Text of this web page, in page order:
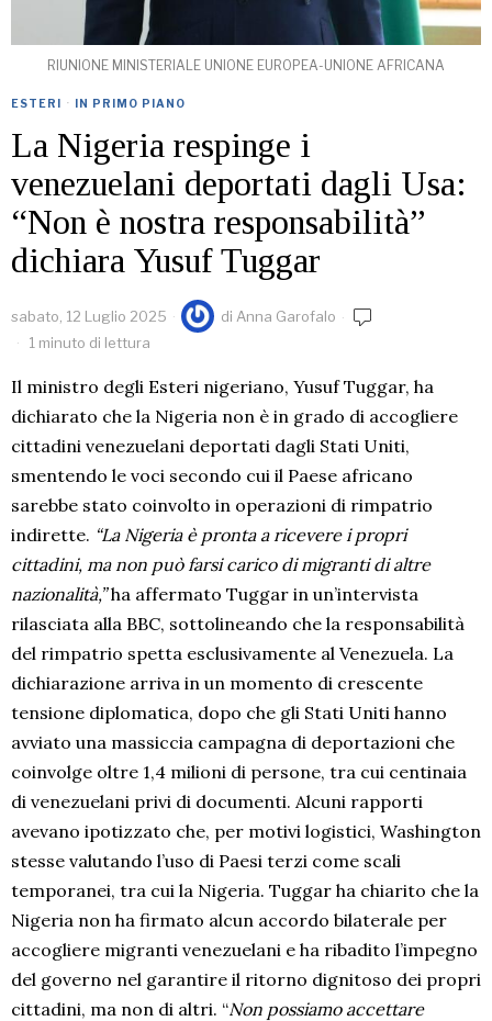
RIUNIONE MINISTERIALE UNIONE EUROPEA-UNIONE AFRICANA
ESTERI · IN PRIMO PIANO
La Nigeria respinge i
venezuelani deportati dagli Usa:
“Non è nostra responsabilità”
dichiara Yusuf Tuggar
sabato, 12 Luglio 2025 di Anna Garofalo
1 minuto di lettura
Il ministro degli Esteri nigeriano, Yusuf Tuggar, ha
dichiarato che la Nigeria non è in grado di accogliere
cittadini venezuelani deportati dagli Stati Uniti,
smentendo le voci secondo cui il Paese africano
sarebbe stato coinvolto in operazioni di rimpatrio
indirette. “La Nigeria è pronta a ricevere i propri
cittadini, ma non può farsi carico di migranti di altre
nazionalità,”ha affermato Tuggar in un’intervista
rilasciata alla BBC, sottolineando che la responsabilità
del rimpatrio spetta esclusivamente al Venezuela. La
dichiarazione arriva in un momento di crescente
tensione diplomatica, dopo che gli Stati Uniti hanno
avviato una massiccia campagna di deportazioni che
coinvolge oltre 1,4 milioni di persone, tra cui centinaia
di venezuelani privi di documenti. Alcuni rapporti
avevano ipotizzato che, per motivi logistici, Washington
stesse valutando l’uso di Paesi terzi come scali
temporanei, tra cui la Nigeria. Tuggar ha chiarito che la
Nigeria non ha firmato alcun accordo bilaterale per
accogliere migranti venezuelani e ha ribadito l’impegno
del governo nel garantire il ritorno dignitoso dei propri
cittadini, ma non di altri. “Non possiamo accettare